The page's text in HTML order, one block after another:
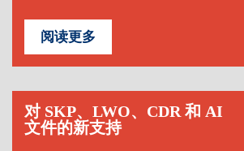
阅读更多
对 SKP、LWO、CDR 和 AI
文件的新支持